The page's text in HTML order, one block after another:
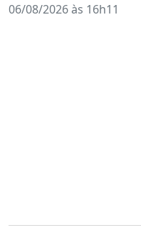
06/08/2026 às 16h11